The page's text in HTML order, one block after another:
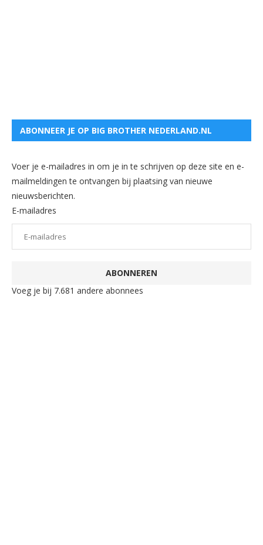
ABONNEER JE OP BIG BROTHER NEDERLAND.NL
Voer je e-mailadres in om je in te schrijven op deze site en e-
mailmeldingen te ontvangen bij plaatsing van nieuwe
nieuwsberichten.
E-mailadres
ABONNEREN
Voeg je bij 7.681 andere abonnees